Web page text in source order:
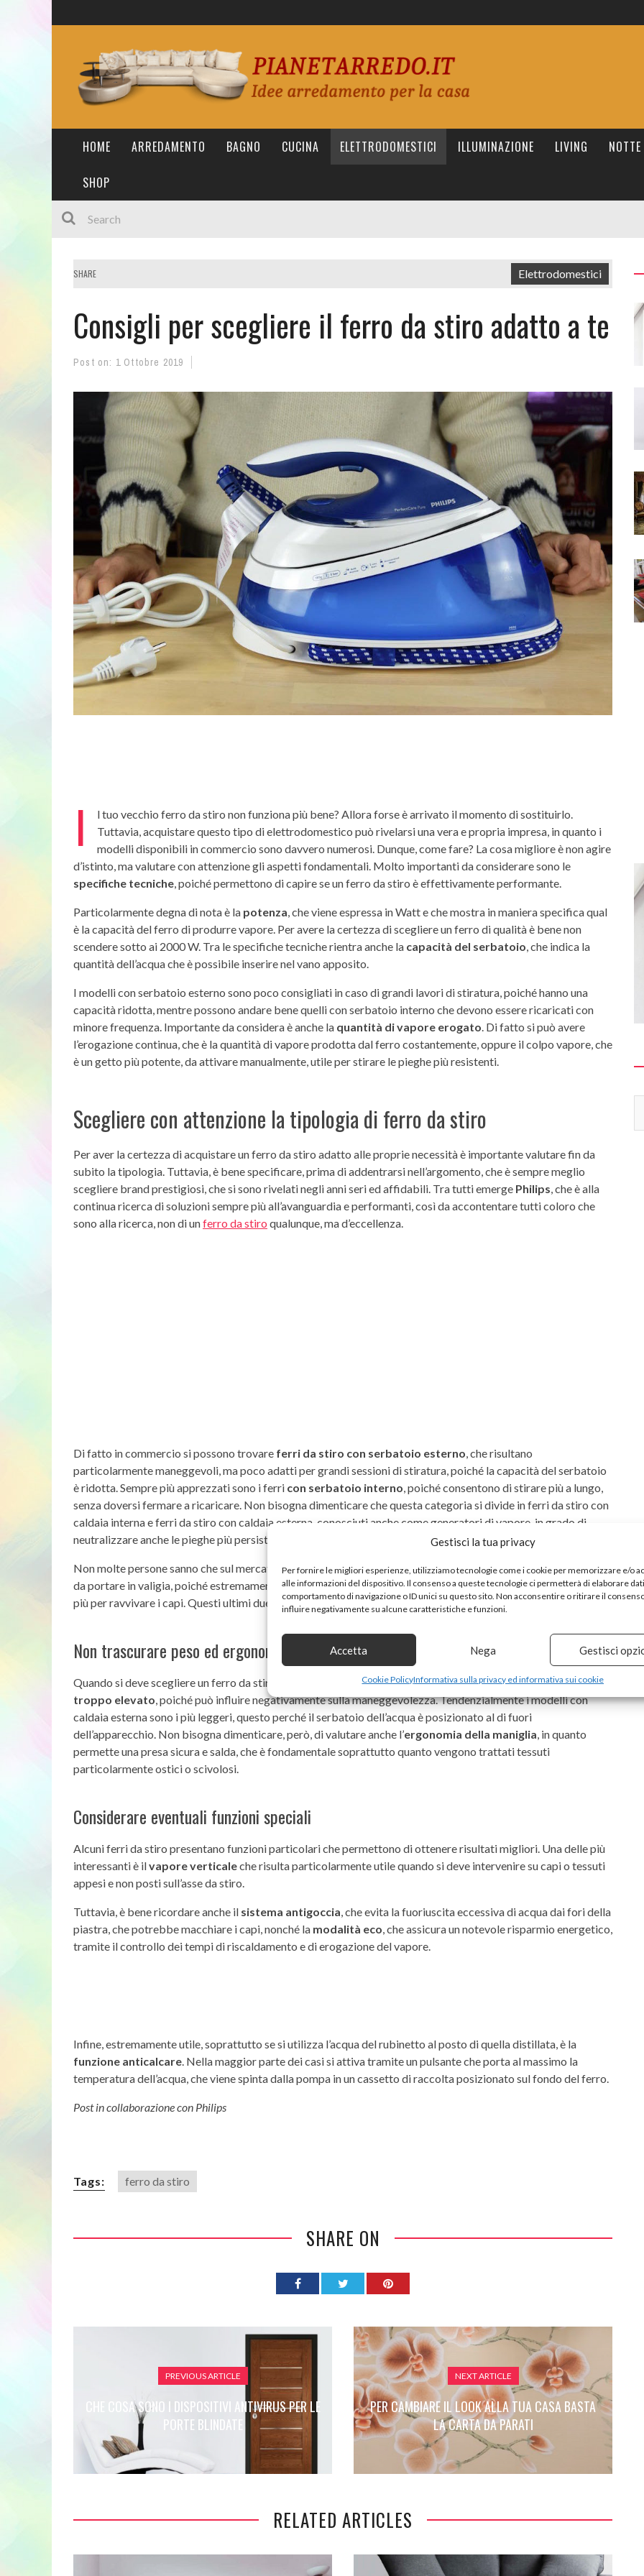
Gestisci la tua privacy
Per fornire le migliori esperienze, utilizziamo tecnologie come i cookie per memorizzare e/o
alle informazioni del dispositivo. Il consenso a queste tecnologie ci permetterà di elaborare
comportamento di navigazione o ID unici su questo sito. Non acconsentire o ritirare il
influire negativamente su alcune caratteristiche e funzioni.
Accetta Nega Gestisci
Cookie PolicyInformativa sulla privacy ed informativa sui cookie
HOME ARREDAMENTO BAGNO CUCINA ELETTRODOMESTICI ILLUMINAZIONE LIVING NOTTE
SHOP
SHARE Elettrodomestici
Consigli per scegliere il ferro da stiro adatto a te
Post on: 1 Ottobre 2019
I
l tuo vecchio ferro da stiro non funziona più bene? Allora forse è arrivato il momento di sostituirlo.
Tuttavia, acquistare questo tipo di elettrodomestico può rivelarsi una vera e propria impresa, in quanto i
modelli disponibili in commercio sono davvero numerosi. Dunque, come fare? La cosa migliore è non agire
d’istinto, ma valutare con attenzione gli aspetti fondamentali. Molto importanti da considerare sono le
specifiche tecniche, poiché permettono di capire se un ferro da stiro è effettivamente performante.
Particolarmente degna di nota è la potenza, che viene espressa in Watt e che mostra in maniera specifica qual
è la capacità del ferro di produrre vapore. Per avere la certezza di scegliere un ferro di qualità è bene non
scendere sotto ai 2000 W. Tra le specifiche tecniche rientra anche la capacità del serbatoio, che indica la
quantità dell’acqua che è possibile inserire nel vano apposito.
I modelli con serbatoio esterno sono poco consigliati in caso di grandi lavori di stiratura, poiché hanno una
capacità ridotta, mentre possono andare bene quelli con serbatoio interno che devono essere ricaricati con
minore frequenza. Importante da considera è anche la quantità di vapore erogato. Di fatto si può avere
l’erogazione continua, che è la quantità di vapore prodotta dal ferro costantemente, oppure il colpo vapore, che
è un getto più potente, da attivare manualmente, utile per stirare le pieghe più resistenti.
Scegliere con attenzione la tipologia di ferro da stiro
Per aver la certezza di acquistare un ferro da stiro adatto alle proprie necessità è importante valutare fin da
subito la tipologia. Tuttavia, è bene specificare, prima di addentrarsi nell’argomento, che è sempre meglio
scegliere brand prestigiosi, che si sono rivelati negli anni seri ed affidabili. Tra tutti emerge Philips, che è alla
continua ricerca di soluzioni sempre più all’avanguardia e performanti, così da accontentare tutti coloro che
sono alla ricerca, non di unferro da stiro qualunque, ma d’eccellenza.
Di fatto in commercio si possono trovare ferri da stiro con serbatoio esterno, che risultano
particolarmente maneggevoli, ma poco adatti per grandi sessioni di stiratura, poiché la capacità del serbatoio
è ridotta. Sempre più apprezzati sono i ferri con serbatoio interno, poiché consentono di stirare più a lungo,
senza doversi fermare a ricaricare. Non bisogna dimenticare che questa categoria si divide in ferri da stiro con
caldaia interna e ferri da stiro con caldaia esterna, conosciuti anche come generatori di vapore, in grado di
neutralizzare anche le pieghe più persistenti.
Non molte persone sanno che sul mercato sono disponibili ancheferri da stiro da viaggio, che sono perfetti
da portare in valigia, poiché estremamente compatti, eferri da stiro portatili , che vengono impiegati per lo
più per ravvivare i capi. Questi ultimi due modelli, come si può immaginare, hanno un’autonomia limitata.
Non trascurare peso ed ergonomia
Quando si deve scegliere un ferro da stiro è importante anche tenere conto delpeso, chenon deve essere
troppo elevato, poiché può influire negativamente sulla maneggevolezza. Tendenzialmente i modelli con
caldaia esterna sono i più leggeri, questo perché il serbatoio dell’acqua è posizionato al di fuori
dell’apparecchio. Non bisogna dimenticare, però, di valutare anche l’ergonomia della maniglia, in quanto
permette una presa sicura e salda, che è fondamentale soprattutto quanto vengono trattati tessuti
particolarmente ostici o scivolosi.
Considerare eventuali funzioni speciali
Alcuni ferri da stiro presentano funzioni particolari che permettono di ottenere risultati migliori. Una delle più
interessanti è ilvapore verticaleche risulta particolarmente utile quando si deve intervenire su capi o tessuti
appesi e non posti sull’asse da stiro.
Tuttavia, è bene ricordare anche il sistema antigoccia, che evita la fuoriuscita eccessiva di acqua dai fori della
piastra, che potrebbe macchiare i capi, nonché la modalità eco, che assicura un notevole risparmio energetico,
tramite il controllo dei tempi di riscaldamento e di erogazione del vapore.
Infine, estremamente utile, soprattutto se si utilizza l’acqua del rubinetto al posto di quella distillata, è la
funzione anticalcare. Nella maggior parte dei casi si attiva tramite un pulsante che porta al massimo la
temperatura dell’acqua, che viene spinta dalla pompa in un cassetto di raccolta posizionato sul fondo del ferro.
Post in collaborazione con Philips
Tags: ferro da stiro
SHARE ON
PREVIOUS ARTICLE
CHE COSA SONO I DISPOSITIVI ANTIVIRUS PER LE
PORTE BLINDATE
NEXT ARTICLE
PER CAMBIARE IL LOOK ALLA TUA CASA BASTA
LA CARTA DA PARATI
RELATED ARTICLES